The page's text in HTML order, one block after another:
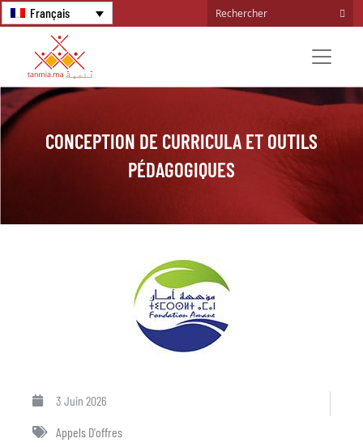
Français
CONCEPTION DE CURRICULA ET OUTILS
PÉDAGOGIQUES
3 Juin 2026
Appels D'offres